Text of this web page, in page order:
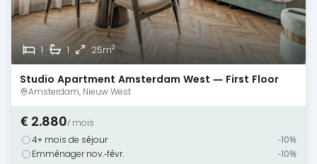
1 1 25m2
Studio Apartment Amsterdam West — First Floor
Monthly Rental
Amsterdam, Nieuw West
€ 2.880/ mois
4+ mois de séjour
-10%
Emménager nov.-févr.
-10%